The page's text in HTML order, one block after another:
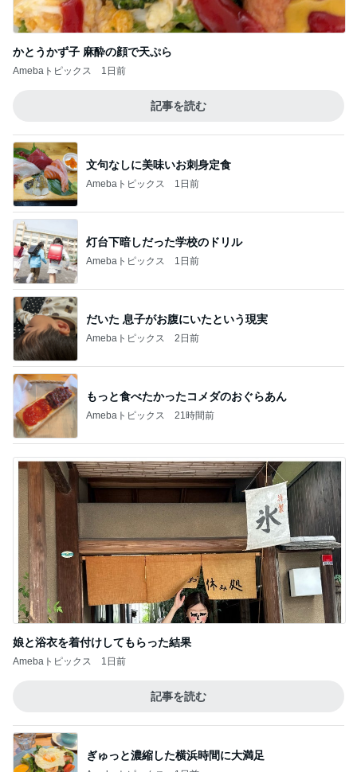
かとうかず子 麻酔の顔で天ぷら
Amebaトピックス 1日前
記事を読む
文句なしに美味いお刺身定食
Amebaトピックス 1日前
灯台下暗しだった学校のドリル
Amebaトピックス 1日前
だいた 息子がお腹にいたという現実
Amebaトピックス 2日前
もっと食べたかったコメダのおぐらあん
Amebaトピックス 21時間前
娘と浴衣を着付けしてもらった結果
Amebaトピックス 1日前
記事を読む
ぎゅっと濃縮した横浜時間に大満足